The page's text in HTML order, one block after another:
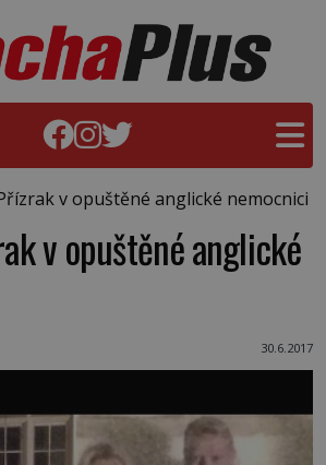
v opuštěné anglické nemocnici
v opuštěné anglické
30.6.2017